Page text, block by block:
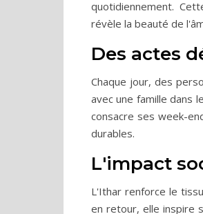
quotidiennement.
révèle la beauté de
Des actes
Chaque jour, des
avec une famille dans
consacre ses week-
durables.
L'impact
L'Ithar renforce le
en retour, elle inspire